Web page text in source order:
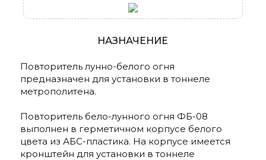
НАЗНАЧЕНИЕ
Повторитель лунно-белого огня
предназначен для установки в тоннеле
метрополитена.
Повторитель бело-лунного огня ФБ-08
выполнен в герметичном корпусе белого
цвета из АБС-пластика. На корпусе имеется
кронштейн для установки в тоннеле